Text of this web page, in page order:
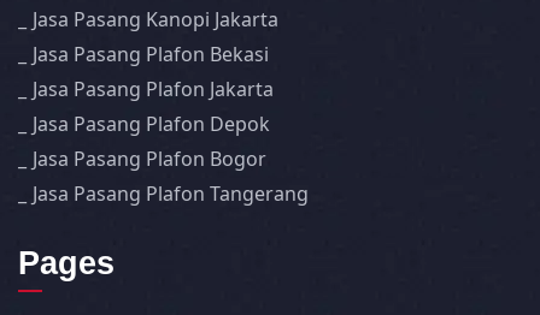
Jasa Pasang Kanopi Jakarta
Jasa Pasang Plafon Bekasi
Jasa Pasang Plafon Jakarta
Jasa Pasang Plafon Depok
Jasa Pasang Plafon Bogor
Jasa Pasang Plafon Tangerang
Pages